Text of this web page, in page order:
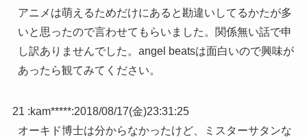
アニメは萌えるためだけにあると勘違いしてるかたが多
いと思ったので言わせてもらいました。関係無い話で申
し訳ありませんでした。angel beatsは面白いので興味が
あったら観てみてください。
21 :kam*****:2018/08/17(金)23:31:25
オーキド博士は分からなかったけど、ミスターサタンな